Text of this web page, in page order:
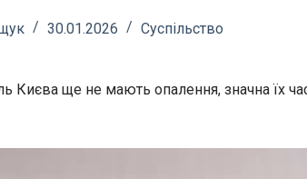
30.01.2026 Суспільство
Києва ще не мають опалення, значна їх